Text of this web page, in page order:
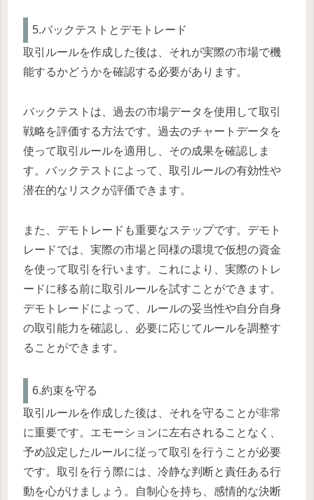
5.バックテストとデモトレード
取引ルールを作成した後は、それが実際の市場で機
能するかどうかを確認する必要があります。
バックテストは、過去の市場データを使用して取引
戦略を評価する方法です。過去のチャートデータを
使って取引ルールを適用し、その成果を確認しま
す。バックテストによって、取引ルールの有効性や
潜在的なリスクが評価できます。
また、デモトレードも重要なステップです。デモト
レードでは、実際の市場と同様の環境で仮想の資金
を使って取引を行います。これにより、実際のトレ
ードに移る前に取引ルールを試すことができます。
デモトレードによって、ルールの妥当性や自分自身
の取引能力を確認し、必要に応じてルールを調整す
ることができます。
6.約束を守る
取引ルールを作成した後は、それを守ることが非常
に重要です。エモーションに左右されることなく、
予め設定したルールに従って取引を行うことが必要
です。取引を行う際には、冷静な判断と責任ある行
動を心がけましょう。自制心を持ち、感情的な決断